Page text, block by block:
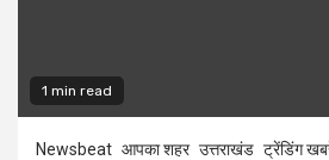
1 min read
Newsbeat आपका शहर उत्तराखंड ट्रेंडिंग